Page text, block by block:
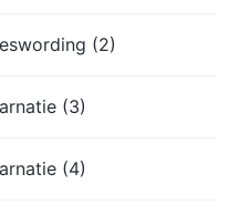
(2)
(3)
(4)